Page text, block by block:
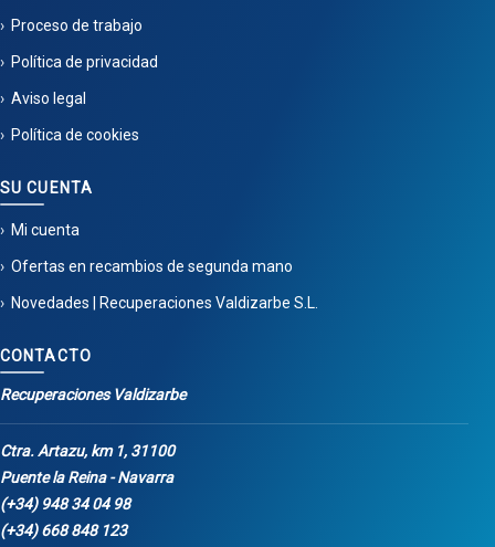
Proceso de trabajo
Política de privacidad
Aviso legal
Política de cookies
SU CUENTA
Mi cuenta
Ofertas en recambios de segunda mano
Novedades | Recuperaciones Valdizarbe S.L.
CONTACTO
Recuperaciones Valdizarbe
Ctra. Artazu, km 1, 31100
Puente la Reina - Navarra
(+34) 948 34 04 98
(+34) 668 848 123